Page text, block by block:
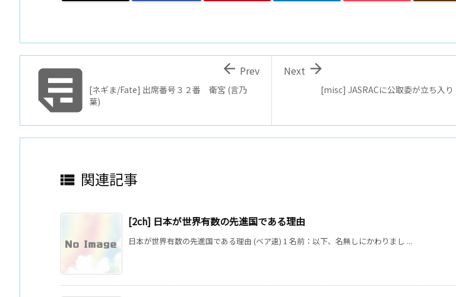
[misc] JASRACに公取委が立ち入り

Next
[ネギま/Fate] 出席番号３２番 衛宮 (言乃
葉)
 Prev
 関連記事
[2ch] 日本が世界有数の先進国である理由
日本が世界有数の先進国である理由 (ベア速) 1 名前：以下、名無しにかわりまし ...